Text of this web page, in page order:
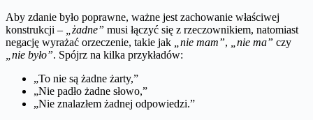
Aby zdanie było poprawne, ważne jest zachowanie właściwej
konstrukcji –
„żadne” musi łączyć się z rzeczownikiem, natomiast
negację wyrażać orzeczenie, takie jak
„nie mam”, „nie ma” czy
„nie było”. Spójrz na kilka przykładów:
„To nie są żadne żarty,”
„Nie padło żadne słowo,”
„Nie znalazłem żadnej odpowiedzi.”